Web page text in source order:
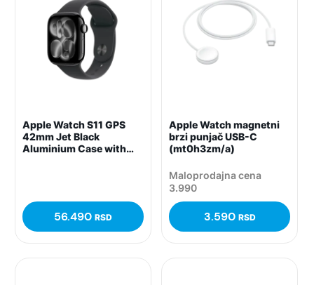
Apple Watch S11 GPS
42mm Jet Black
Aluminium Case with
56.490 RSD
Apple Watch magnetni
brzi punjač USB-C
(mt0h3zm/a)
Maloprodajna cena
3.990
3.590 RSD